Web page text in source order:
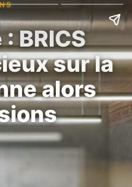
BRICS
sur la
alors